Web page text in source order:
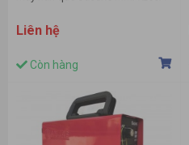
Liên hệ
Còn hàng